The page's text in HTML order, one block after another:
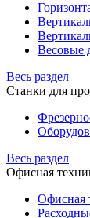
Весовые
Весь раздел
Станки для
Весь раздел
Офисная
Офисная